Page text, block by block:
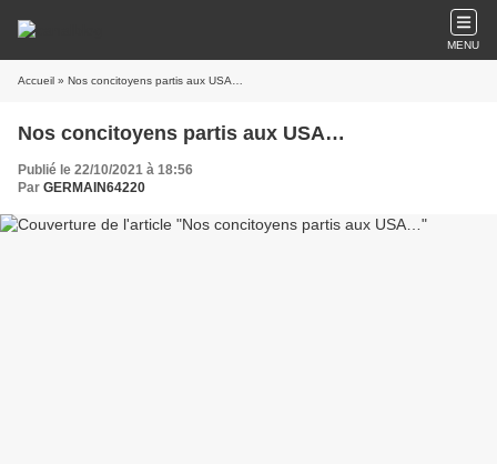
MENU
Accueil » Nos concitoyens partis aux USA…
Nos concitoyens partis aux USA…
Publié le 22/10/2021 à 18:56
Par GERMAIN64220